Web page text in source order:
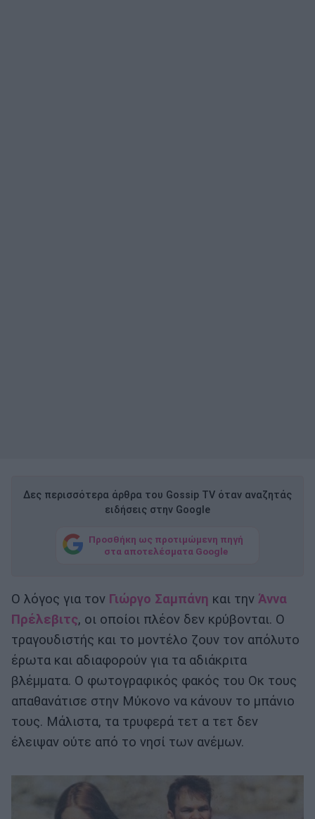
Δες περισσότερα άρθρα του Gossip TV όταν αναζητάς
ειδήσεις στην Google
Προσθήκη ως προτιμώμενη πηγή
στα αποτελέσματα Google
Ο λόγος για τον Γιώργο Σαμπάνη και την Άννα
Πρέλεβιτς, οι οποίοι πλέον δεν κρύβονται. Ο
τραγουδιστής και το μοντέλο ζουν τον απόλυτο
έρωτα και αδιαφορούν για τα αδιάκριτα
βλέμματα. Ο φωτογραφικός φακός του Οκ τους
απαθανάτισε στην Μύκονο να κάνουν το μπάνιο
τους. Μάλιστα, τα τρυφερά τετ α τετ δεν
έλειψαν ούτε από το νησί των ανέμων.